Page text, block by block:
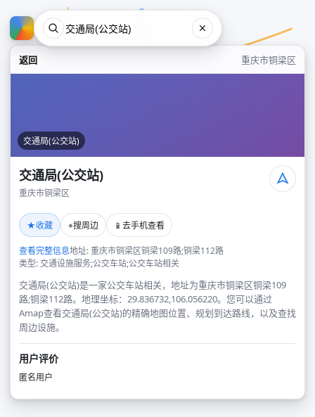
返回 重庆市铜梁区
交通局(公交站)
交通局(公交站)
重庆市铜梁区
★收藏 ⌖搜周边 📱 去手机查看
查看完整信息地址: 重庆市铜梁区铜梁109路;铜梁112路
类型: 交通设施服务;公交车站;公交车站相关
交通局(公交站)是一家公交车站相关，地址为重庆市铜梁区铜梁109
路;铜梁112路。地理坐标：29.836732,106.056220。您可以通过
Amap查看交通局(公交站)的精确地图位置、规划到达路线，以及查找
周边设施。
用户评价
匿名用户